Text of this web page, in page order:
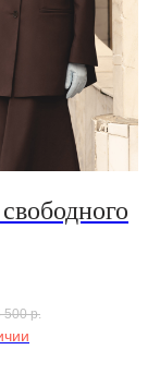
500 р.